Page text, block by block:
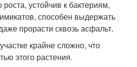
роста, устойчив к бактериям,
способен выдержать
прорасти сквозь асфальт.
крайне сложно, что
этого растения.